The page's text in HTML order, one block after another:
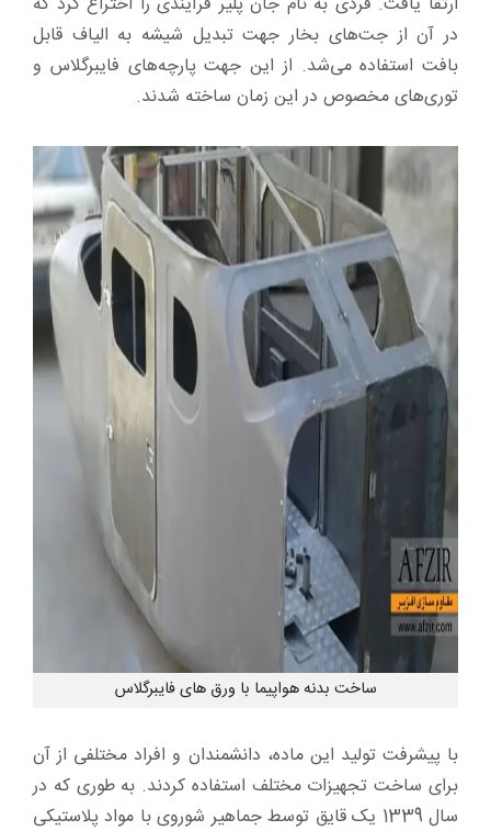
در آن از جت‌های بخار جهت تبدیل شیشه به الیاف قابل
بافت استفاده می‌شد. از این جهت پارچه‌های فایبرگلاس و
توری‌های مخصوص در این زمان ساخته شدند.
ساخت بدنه هواپیما با ورق های فایبرگلاس
با پیشرفت تولید این ماده، دانشمندان و افراد مختلفی از آن
برای ساخت تجهیزات مختلف استفاده کردند. به طوری که در
سال 1339 یک قایق توسط جماهیر شوروی با مواد پلاستیکی